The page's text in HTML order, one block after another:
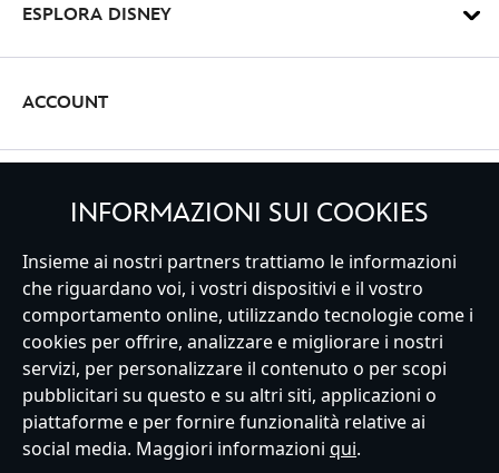
ESPLORA DISNEY
ACCOUNT
Italy
Servizio Clienti Termini d'Uso Trova Negozio
Mappa del Sito
Normativa Europea sul trattamento dei dati personali
INFORMAZIONI SUI COOKIES
Insieme ai nostri partners trattiamo le informazioni
che riguardano voi, i vostri dispositivi e il vostro
comportamento online, utilizzando tecnologie come i
cookies per offrire, analizzare e migliorare i nostri
servizi, per personalizzare il contenuto o per scopi
pubblicitari su questo e su altri siti, applicazioni o
piattaforme e per fornire funzionalità relative ai
social media. Maggiori informazioni qui.